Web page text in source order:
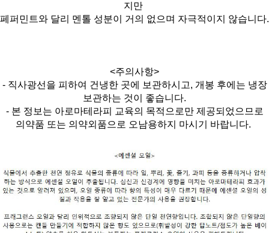
지만
페퍼민트와 달리 멘톨 성분이 거의 없으며 자극적이지 않습니다.
<주의사항>
- 직사광선을 피하여 건냉한 곳에 보관하시고, 개봉 후에는 냉장
보관하는 것이 좋습니다.
- 본 정보는 아로마테라피 교육의 목적으로만 제공되었으므로
의약품 또는 의약외품으로 오남용하지 마시기 바랍니다.